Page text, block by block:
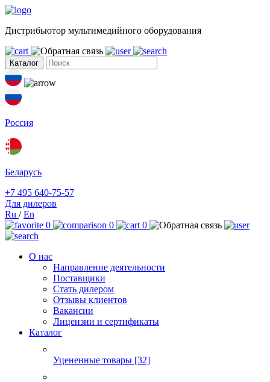
Дистрибьютор мультимедийного оборудования
Каталог
Россия
Беларусь
+7 495 640-75-57
Для дилеров
Ru /En
0
0 0
О нас
Направление деятельности
Поставщики
Стать дилером
Отзывы клиентов
Вакансии
Лицензии и сертификаты
Каталог
Уцененные товары [32]